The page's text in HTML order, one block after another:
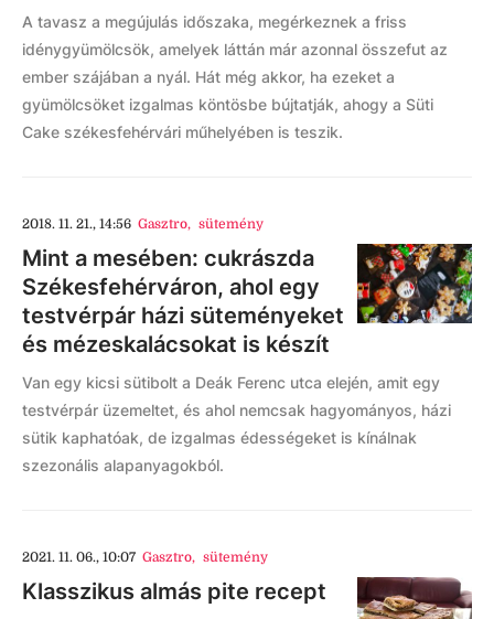
A tavasz a megújulás időszaka, megérkeznek a friss
idénygyümölcsök, amelyek láttán már azonnal összefut az
ember szájában a nyál. Hát még akkor, ha ezeket a
gyümölcsöket izgalmas köntösbe bújtatják, ahogy a Süti
Cake székesfehérvári műhelyében is teszik.
2018. 11. 21., 14:56 Gasztro, sütemény
Mint a mesében: cukrászda
Székesfehérváron, ahol egy
testvérpár házi süteményeket
és mézeskalácsokat is készít
Van egy kicsi sütibolt a Deák Ferenc utca elején, amit egy
testvérpár üzemeltet, és ahol nemcsak hagyományos, házi
sütik kaphatóak, de izgalmas édességeket is kínálnak
szezonális alapanyagokból.
2021. 11. 06., 10:07 Gasztro, sütemény
Klasszikus almás pite recept